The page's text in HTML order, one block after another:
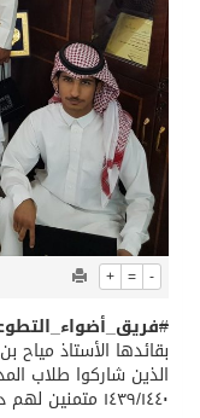
+ = -
#
بقائدها الأستاذ
الذين شاركوا طلاب
١٤٣٩/١٤٤٠ متمنين لهم دوام التوفيق و النجاح .